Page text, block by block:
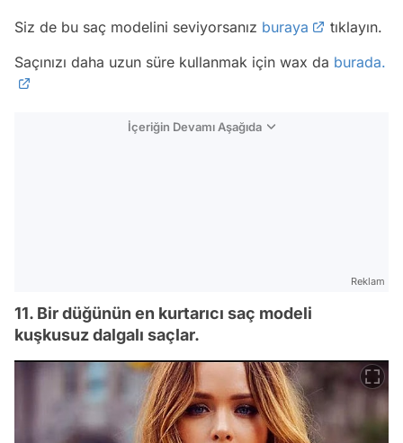
Siz de bu saç modelini seviyorsanız buraya
tıklayın.
Saçınızı daha uzun süre kullanmak için wax da burada.
İçeriğin Devamı Aşağıda
Reklam
11. Bir düğünün en kurtarıcı saç modeli
kuşkusuz dalgalı saçlar.